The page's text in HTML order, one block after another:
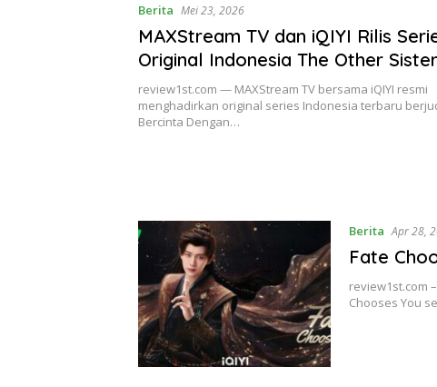
Berita Mei 23, 2026
MAXStream TV dan iQIYI Rilis
Original Indonesia The Other Sister
review1st.com — MAXStream TV bersama iQIYI resmi
menghadirkan original series Indonesia terbaru
Bercinta Dengan…
Berita Apr 28,
Fate
review1st.com
Chooses You